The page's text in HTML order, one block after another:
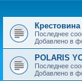
Последнее
Добавлено в
POLARIS
Последнее
Добавлено в